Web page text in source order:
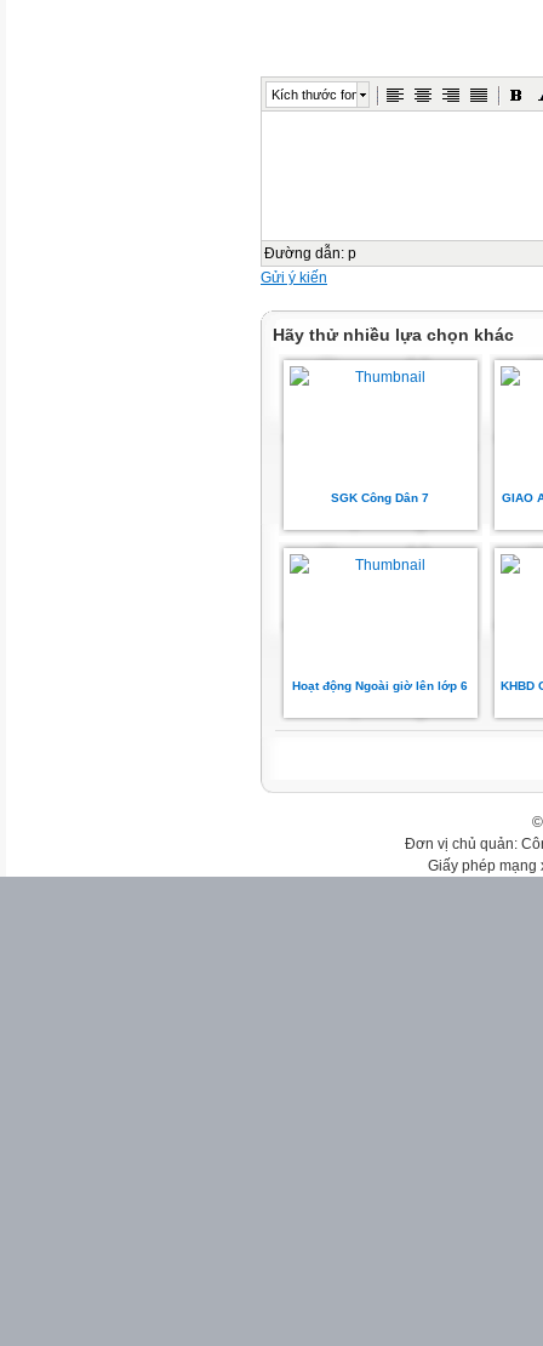
Kích thước font
Đường dẫn: p
Gửi ý kiến
Hãy thử nhiều lựa chọn khác
SGK Công Dân 7 GIAO
Hoạt động Ngoài giờ lên lớp 6 KHBD
Đơn vị chủ quản:
Giấy phép mạng